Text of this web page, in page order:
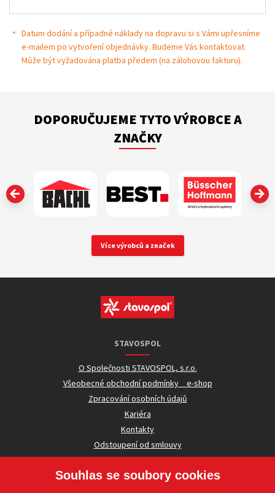
Datum dodání a případné náklady na dopravu si s Vámi upřesníme
e-mailem po vytvoření objednávky. Budeme Vás kontaktovat.
Může být vyžadována platba předem (na zálohovou fakturu).
DOPORUČUJEME TYTO VÝROBCE A
ZNAČKY
‹
Více výrobců a značek
STAVOSPOL
O Společnosti STAVOSPOL, s.r.o.
Všeobecné obchodní podmínky _ e-shop
Zpracování osobních údajů
Kariéra
Kontakty
Odstoupení od smlouvy
UŽITEČNÉ INFORMACE
Souhlas se soubory cookies